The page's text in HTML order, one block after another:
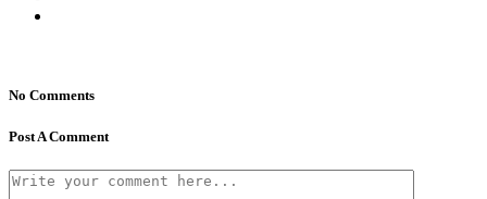
No Comments
Post A Comment